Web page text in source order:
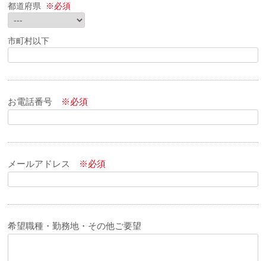
都道府県 ※必須
市町村以下
お電話番号 ※必須
メールアドレス ※必須
希望職種・勤務地・その他ご要望